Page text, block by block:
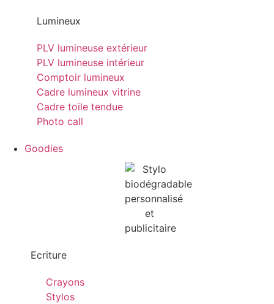
Lumineux
PLV lumineuse extérieur
PLV lumineuse intérieur
Comptoir lumineux
Cadre lumineux vitrine
Cadre toile tendue
Photo call
Goodies
Ecriture
Crayons
Stylos